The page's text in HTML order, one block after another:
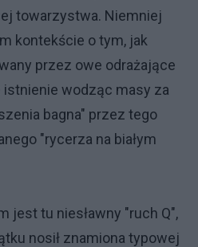
towarzystwa. Niemniej
kontekście o tym, jak
przez owe odrażające
istnienie wodząc masy za
bagna" przez tego
"rycerza na białym
jest tu niesławny "ruch Q",
nosił znamiona typowej